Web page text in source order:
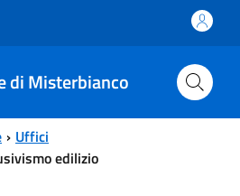
di Misterbianco
Uffici
edilizio